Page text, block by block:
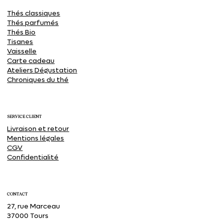
Thés classiques
Thés parfumés
Thés Bio
Tisanes
Vaisselle
Carte cadeau
Ateliers Dégustation
Chroniques du thé
SERVICE CLIENT
Livraison et retour
Mentions légales
CGV
Confidentialité
CONTACT
27, rue Marceau
37000 Tours